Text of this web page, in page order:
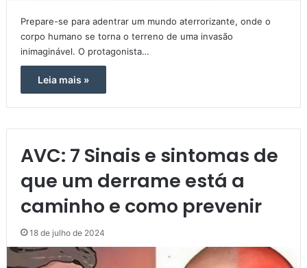
Prepare-se para adentrar um mundo aterrorizante, onde o
corpo humano se torna o terreno de uma invasão
inimaginável. O protagonista…
Leia mais »
AVC: 7 Sinais e sintomas de
que um derrame está a
caminho e como prevenir
18 de julho de 2024